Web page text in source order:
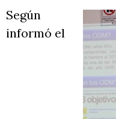
Según
informó el